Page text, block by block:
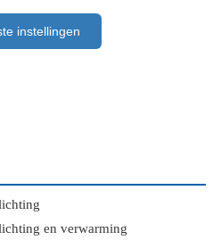
instellingen
en verwarming